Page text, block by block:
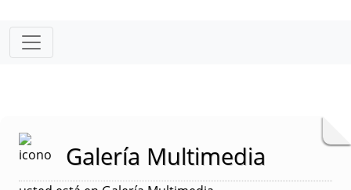
Galería Multimedia